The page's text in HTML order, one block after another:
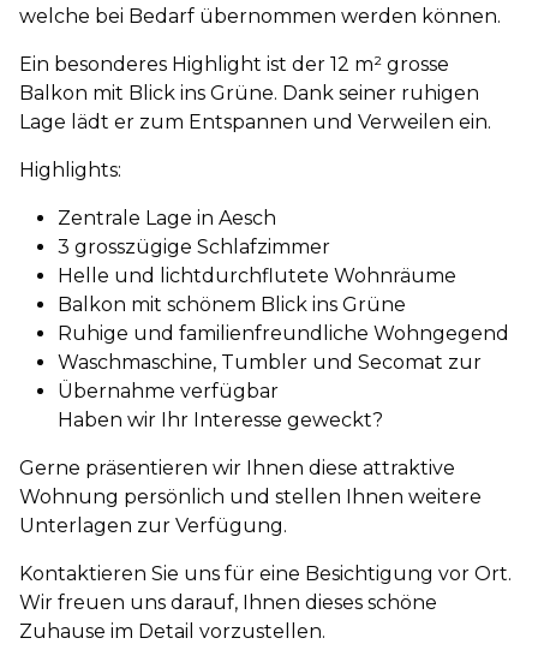
welche bei Bedarf übernommen werden können.
Ein besonderes Highlight ist der 12 m² grosse
Balkon mit Blick ins Grüne. Dank seiner ruhigen
Lage lädt er zum Entspannen und Verweilen ein.
Highlights:
Zentrale Lage in Aesch
3 grosszügige Schlafzimmer
Helle und lichtdurchflutete Wohnräume
Balkon mit schönem Blick ins Grüne
Ruhige und familienfreundliche Wohngegend
Waschmaschine, Tumbler und Secomat zur
Übernahme verfügbar
Haben wir Ihr Interesse geweckt?
Gerne präsentieren wir Ihnen diese attraktive
Wohnung persönlich und stellen Ihnen weitere
Unterlagen zur Verfügung.
Kontaktieren Sie uns für eine Besichtigung vor Ort.
Wir freuen uns darauf, Ihnen dieses schöne
Zuhause im Detail vorzustellen.